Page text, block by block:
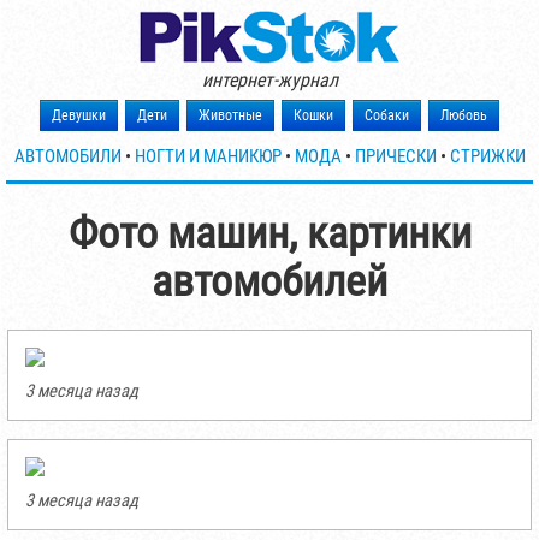
интернет-журнал
Девушки Дети Животные Кошки Собаки Любовь
АВТОМОБИЛИ • НОГТИ И МАНИКЮР• МОДА • ПРИЧЕСКИ • СТРИЖКИ
Фото машин, картинки
автомобилей
3 месяца назад
3 месяца назад